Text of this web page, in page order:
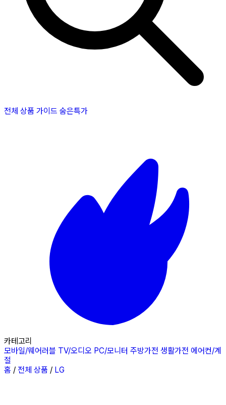
전체 상품 가이드 숨은특가
카테고리
모바일/웨어러블 TV/오디오 PC/모니터 주방가전 생활가전 에어컨/계
절
홈 / 전체 상품 / LG